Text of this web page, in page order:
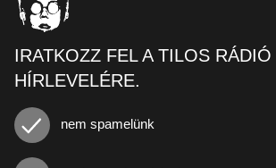
IRATKOZZ FEL A TILOS RÁDIÓ
HÍRLEVELÉRE.
nem spamelünk